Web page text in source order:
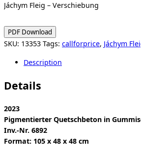
Jáchym Fleig – Verschiebung
PDF Download
SKU: 13353 Tags: callforprice, Jáchym
Description
Details
2023
Pigmentierter Quetschbeton in
Inv.-Nr. 6892
Format: 105 x 48 x 48 cm